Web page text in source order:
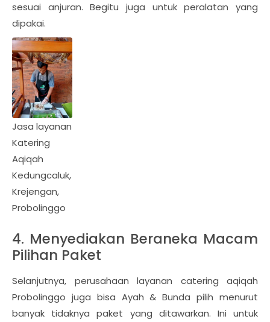
sesuai anjuran. Begitu juga untuk peralatan yang
dipakai.
Jasa layanan
Katering
Aqiqah
Kedungcaluk,
Krejengan,
Probolinggo
4. Menyediakan Beraneka Macam
Pilihan Paket
Selanjutnya, perusahaan layanan catering aqiqah
Probolinggo juga bisa Ayah & Bunda pilih menurut
banyak tidaknya paket yang ditawarkan. Ini untuk